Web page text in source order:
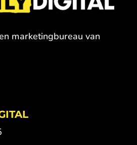
marketingbureau van